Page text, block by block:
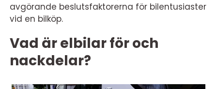
avgörande beslutsfaktorerna för bilentusiaster
vid en bilköp.
Vad är elbilar för och
nackdelar?